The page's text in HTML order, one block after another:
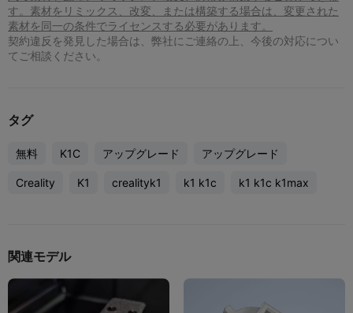
す。素材をリミックス、改変、または構築する場合は、変更された
素材を同一の条件でライセンスする必要があります。
契約違反を発見した場合は、弊社にご連絡の上、今後の対応につい
てご相談ください。
タグ
無料 K1C アップグレード アップグレード
Creality K1 crealityk1 k1 k1c k1 k1c k1max
関連モデル